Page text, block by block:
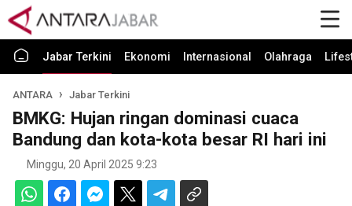
Jabar Terkini Ekonomi Internasional Olahraga
ANTARA Jabar Terkini
BMKG: Hujan ringan dominasi cuaca
Bandung dan kota-kota besar RI hari ini
Minggu, 20 April 2025 9:23